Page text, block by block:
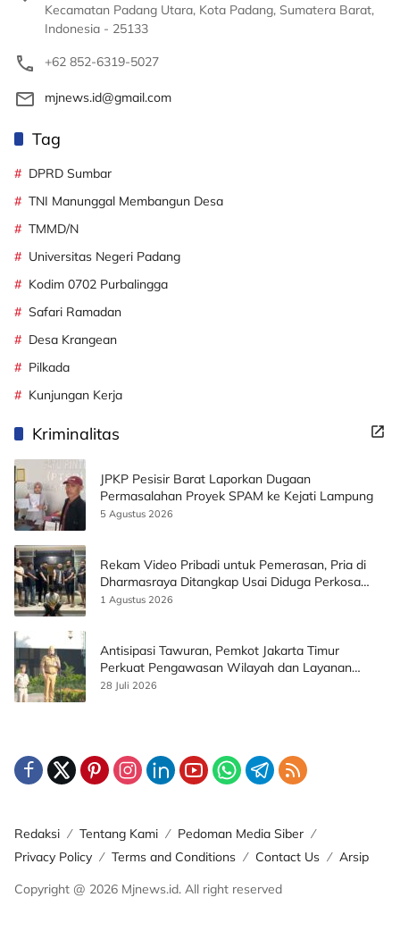
Kecamatan Padang Utara, Kota Padang, Sumatera Barat,
Indonesia - 25133
+62 852-6319-5027
mjnews.id@gmail.com
Tag
DPRD Sumbar
TNI Manunggal Membangun Desa
TMMD/N
Universitas Negeri Padang
Kodim 0702 Purbalingga
Safari Ramadan
Desa Krangean
Pilkada
Kunjungan Kerja
Kriminalitas
JPKP Pesisir Barat Laporkan Dugaan
Permasalahan Proyek SPAM ke Kejati Lampung
5 Agustus 2026
Rekam Video Pribadi untuk Pemerasan, Pria di
Dharmasraya Ditangkap Usai Diduga Perkosa
Korban
1 Agustus 2026
Antisipasi Tawuran, Pemkot Jakarta Timur
Perkuat Pengawasan Wilayah dan Layanan
Publik
28 Juli 2026
Redaksi Tentang Kami
Pedoman Media Siber
Privacy Policy
Terms and Conditions Contact Us
Arsip
Copyright @ 2026 Mjnews.id. All right reserved